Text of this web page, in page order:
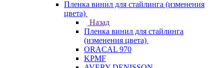
Пленка винил для стайлинга (изменения
цвета)
Назад
Пленка винил для стайлинга
(изменения цвета)
ORACAL 970
KPMF